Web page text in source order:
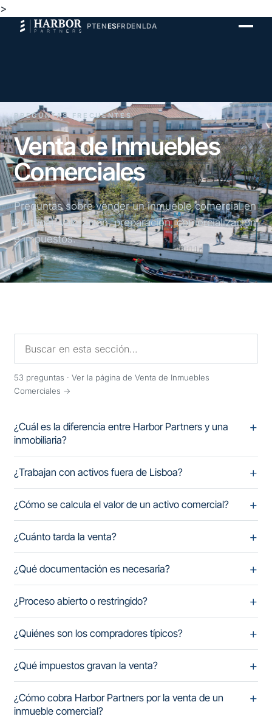
>
PTENESFRDENLDA
PREGUNTAS FRECUENTES
Venta de Inmuebles
Comerciales
Preguntas sobre vender un inmueble comercial en
Portugal, valoración, preparación, comercialización
e impuestos.
53 preguntas ·Ver la página de Venta de Inmuebles
Comerciales →
¿Cuál es la diferencia entre Harbor Partners y una
inmobiliaria?
¿Trabajan con activos fuera de Lisboa?
¿Cómo se calcula el valor de un activo comercial?
¿Cuánto tarda la venta?
¿Qué documentación es necesaria?
¿Proceso abierto o restringido?
¿Quiénes son los compradores típicos?
¿Qué impuestos gravan la venta?
¿Cómo cobra Harbor Partners por la venta de un
inmueble comercial?